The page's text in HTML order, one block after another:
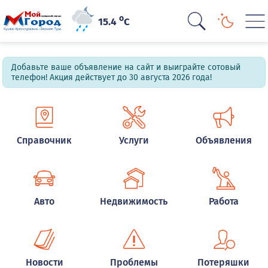
15.4oC
Добавьте ваше объявление на сайт и выиграйте сотовый
телефон! Акция действует до 30 августа 2026 года!
Справочник Услуги Объявления
Авто Недвижимость Работа
Новости Проблемы Потеряшки